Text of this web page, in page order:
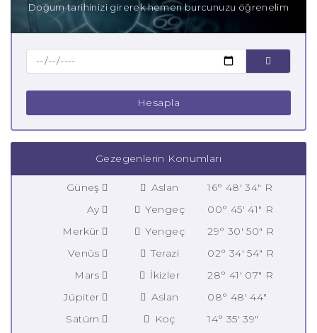
Doğum tarihinizi girerek hemen burcunuzu öğrenelim
Hesapla
Gezegenlerin Konumları
Güneş Aslan
16° 48' 34" R
Ay
Yengeç
00° 45' 41" R
Merkür
Yengeç
29° 30' 50" R
Venüs
Terazi
02° 34' 54" R
Mars
İkizler
28° 41' 07" R
Jüpiter
Aslan
08° 48' 44"
Satürn
Koç
14° 35' 39"